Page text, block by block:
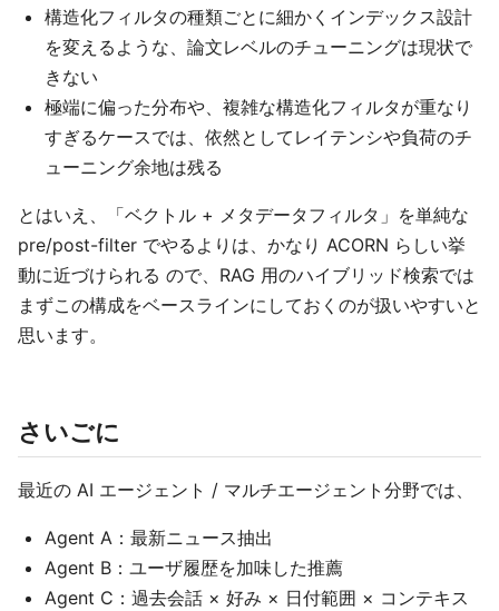
構造化フィルタの種類ごとに細かくインデックス設計
を変えるような、論文レベルのチューニングは現状で
きない
極端に偏った分布や、複雑な構造化フィルタが重なり
すぎるケースでは、依然としてレイテンシや負荷のチ
ューニング余地は残る
とはいえ、「ベクトル + メタデータフィルタ」を単純な
pre/post-filter でやるよりは、かなり ACORN らしい挙
動に近づけられる ので、RAG 用のハイブリッド検索では
まずこの構成をベースラインにしておくのが扱いやすいと
思います。
さいごに
最近の AI エージェント / マルチエージェント分野では、
Agent A：最新ニュース抽出
Agent B：ユーザ履歴を加味した推薦
Agent C：過去会話 × 好み × 日付範囲 × コンテキス